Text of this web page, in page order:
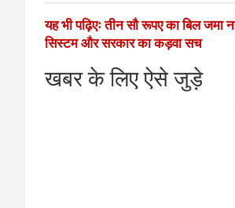
यह भी पढ़िएः तीन सौ रूपए का बिल
सिस्टम और सरकार का कड़वा सच
खबर के लिए ऐसे जुड़े